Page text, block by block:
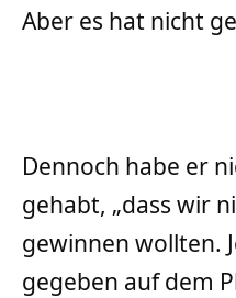
Aber es hat nicht
Dennoch habe er
gehabt, „dass wir
gewinnen wollten.
gegeben auf dem